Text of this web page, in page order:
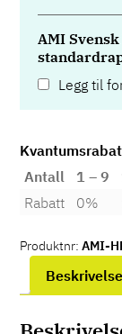
AMI
Legg til
Antall
1 – 9
Rabatt
0%
Produktnr:AMI-
Beskrivelse